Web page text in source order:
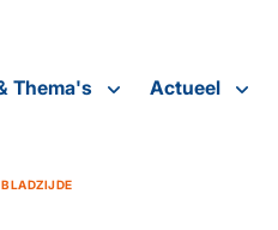
Thema's Actueel